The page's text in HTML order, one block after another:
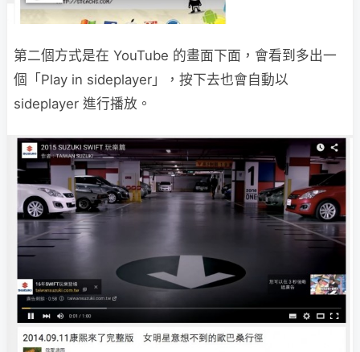
第二個方式是在 YouTube 的畫面下面，會看到多出一
個「Play in sideplayer」，按下去也會自動以
sideplayer 進行播放。